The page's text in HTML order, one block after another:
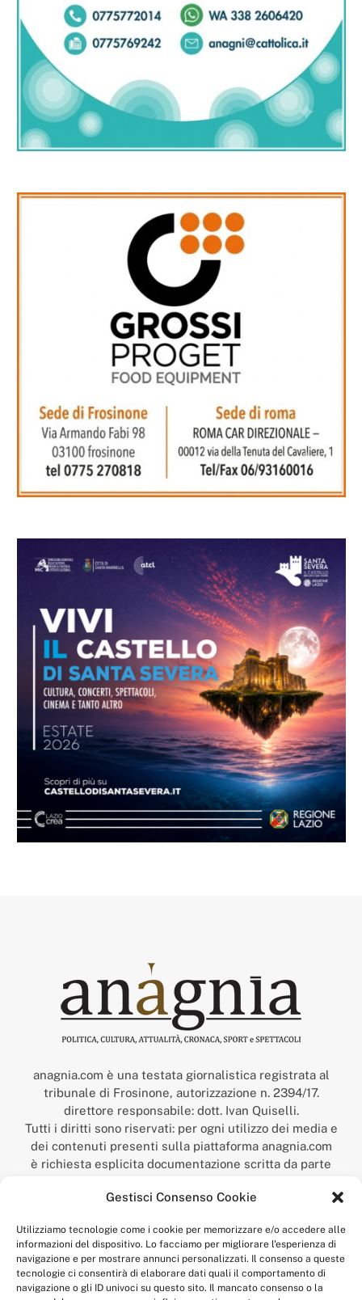
Gestisci Consenso Cookie
Utilizziamo tecnologie come i cookie per memorizzare e/o accedere alle
informazioni del dispositivo. Lo facciamo per migliorare l'esperienza di
navigazione e per mostrare annunci personalizzati. Il consenso a queste
tecnologie ci consentirà di elaborare dati quali il comportamento di
navigazione o gli ID univoci su questo sito. Il mancato consenso o la
anagnia.com è una testata giornalistica registrata al
tribunale di Frosinone, autorizzazione n. 2394/17.
direttore responsabile: dott. Ivan Quiselli.
Tutti i diritti sono riservati: per ogni utilizzo dei media e
dei contenuti presenti sulla piattaforma anagnia.com
è richiesta esplicita documentazione scritta da parte
“Anagnia” è un marchio registrato presso l’Ufficio Italiano
Economico,
num. registrazione: 302017000014044 del 9 febbraio 2017.
Per contatti:redazione@anagnia.com